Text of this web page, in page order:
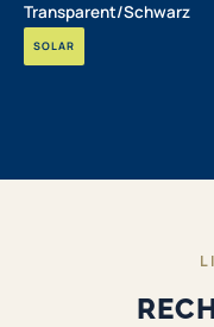
Transparent/Schwarz
SOLAR